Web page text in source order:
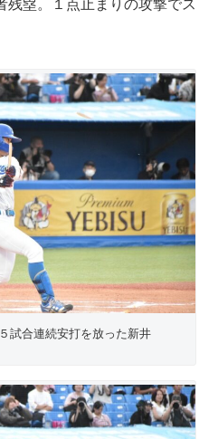
残塁。１点止まりの攻撃でス
試合連続安打を放った新井